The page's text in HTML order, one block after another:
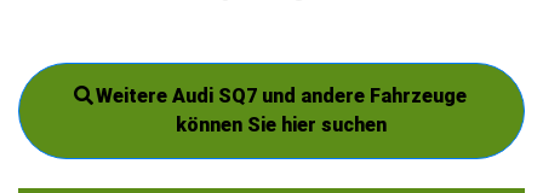
Weitere Audi SQ7 und andere Fahrzeuge
können Sie hier suchen